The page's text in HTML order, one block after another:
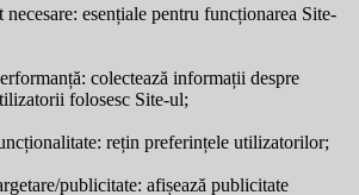
esențiale pentru funcționarea Site-
colectează informații despre
folosesc Site-ul;
rețin preferințele utilizatorilor;
publicitate: afișează publicitate